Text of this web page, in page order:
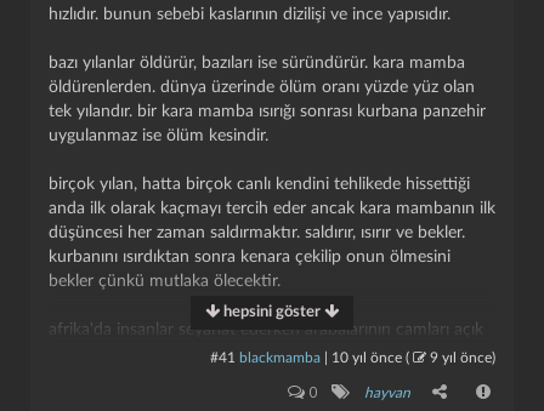
hızlıdır. bunun sebebi kaslarının dizilişi ve ince yapısıdır.
bazı yılanlar öldürür, bazıları ise süründürür. kara mamba
öldürenlerden. dünya üzerinde ölüm oranı yüzde yüz olan
tek yılandır. bir kara mamba ısırığı sonrası kurbana panzehir
uygulanmaz ise ölüm kesindir.
birçok yılan, hatta birçok canlı kendini tehlikede hissettiği
anda ilk olarak kaçmayı tercih eder ancak kara mambanın ilk
düşüncesi her zaman saldırmaktır. saldırır, ısırır ve bekler.
kurbanını ısırdıktan sonra kenara çekilip onun ölmesini
bekler çünkü mutlaka ölecektir.
afrika'da insanlar seyahat ederken arabalarının camları açık
olursa, kara mamba hızının, çevikliğinin ve sıçrama
hepsini göster
#41 blackmamba 10 yıl önce ( 9 yıl önce)
0 hayvan
kapat kaydet